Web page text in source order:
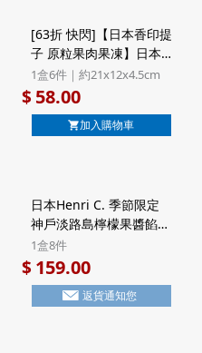
[63折 快閃]【日本香印提
子 原粒果肉果凍】日本
谷口物産 香印提子 原粒
果肉啫喱果凍 禮盒 6件裝
1盒6件｜約21x12x4.5cm
$58.00
加入購物車
日本Henri C. 季節限定
神戶淡路島檸檬果醬餡餅
法式Financier費南雪蛋
糕 禮盒 (1盒8件)【市集
世界 - 日本市集】
1盒8件
$159.00
返貨通知您